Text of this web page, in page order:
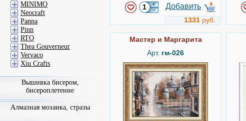
Добавить
1331 руб.
Мастер и Маргарита
Арт. гм-026
MINIMO
Neocraft
Panna
Pinn
RTO
Thea Gouverneur
Vervaco
Xiu Crafts
Вышивка бисером,
бисероплетение
Алмазная мозаика, стразы